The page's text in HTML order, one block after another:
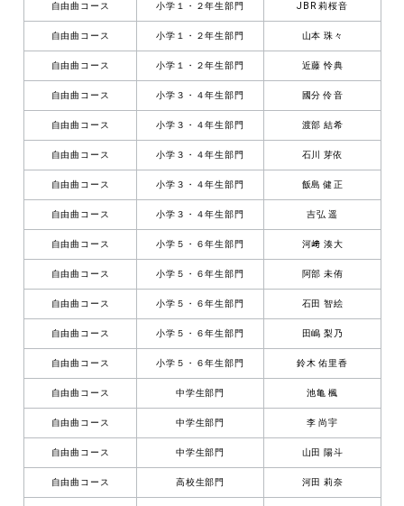
自由曲コース 小学１・２年生部門 JBR 莉桜音
自由曲コース 小学１・２年生部門 山本 珠々
自由曲コース 小学１・２年生部門 近藤 怜典
自由曲コース 小学３・４年生部門 國分 伶音
自由曲コース 小学３・４年生部門 渡部 結希
自由曲コース 小学３・４年生部門 石川 芽依
自由曲コース 小学３・４年生部門 飯島 健正
自由曲コース 小学３・４年生部門 吉弘 遥
自由曲コース 小学５・６年生部門 河﨑 湊大
自由曲コース 小学５・６年生部門 阿部 未侑
自由曲コース 小学５・６年生部門 石田 智絵
自由曲コース 小学５・６年生部門 田嶋 梨乃
自由曲コース 小学５・６年生部門 鈴木 佑里香
自由曲コース 中学生部門 池亀 楓
自由曲コース 中学生部門 李 尚宇
自由曲コース 中学生部門 山田 陽斗
自由曲コース 高校生部門 河田 莉奈